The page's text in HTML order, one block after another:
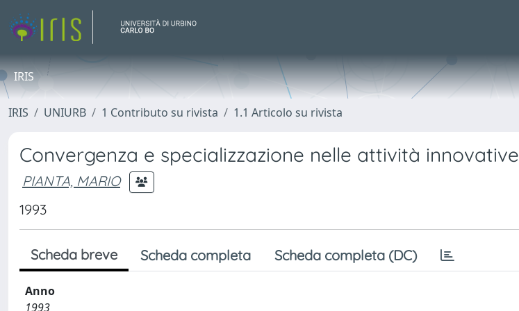
IRIS
IRIS UNIURB 1 Contributo su rivista 1.1 Articolo su rivista
Convergenza e specializzazione nelle attività innovative
PIANTA, MARIO
1993
Scheda breve Scheda completa Scheda completa (DC)
Anno
1993